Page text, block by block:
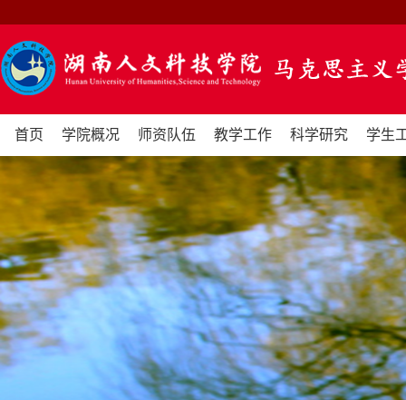
首页 学院概况 师资队伍 教学工作 科学研究 学生